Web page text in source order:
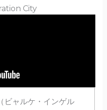
City
ビャルケ・インゲル